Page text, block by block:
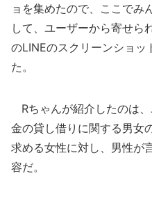
ョを集めたので、ここでみ
して、ユーザーから寄せら
のLINEのスクリーンショッ
た。
Rちゃんが紹介したのは
金の貸し借りに関する男女
求める女性に対し、男性
容だ。